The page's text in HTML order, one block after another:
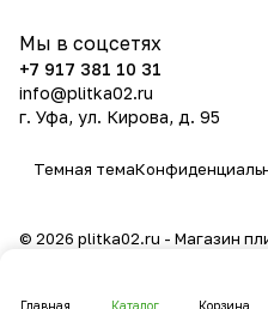
Главная Каталог Корзина
Мы в соцсетях
+7 917 381 10 31
info@plitka02.ru
г. Уфа, ул. Кирова, д. 95
Темная тема
© 2026 plitka02.ru - Магазин